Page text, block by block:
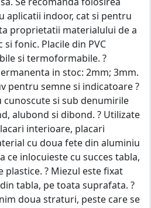
aplicatii indoor, cat si pentru
proprietatii materialului de a
fonic. Placile din PVC
si termoformabile. ?
in stoc: 2mm; 3mm.
pentru semne si indicatoare ?
cunoscute si sub denumirile
alubond si dibond. ? Utilizate
interioare, placari
cu doua fete din aluminiu
ce inlocuieste cu succes tabla,
plastice. ? Miezul este fixat
tabla, pe toata suprafata. ?
doua straturi, peste care se